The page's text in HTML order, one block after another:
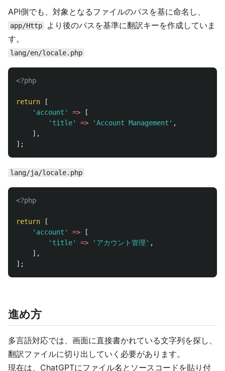
API側でも、対象となるファイルのパスを基に命名し、
app/Http
より後のパスを基準に翻訳キーを作成していま
す。
lang/en/locale.php
<?php
return
[
'account'
=>
[
'title'
=> 'Account Management' ,
],
];
lang/ja/locale.php
<?php
return
[
'account'
=>
[
'title'
=> 'アカウント管理' ,
],
];
進め方
多言語対応では、画面に直接書かれている文字列を探し、
翻訳ファイルに切り出していく必要があります。
現在は、ChatGPTにファイル名とソースコードを貼り付